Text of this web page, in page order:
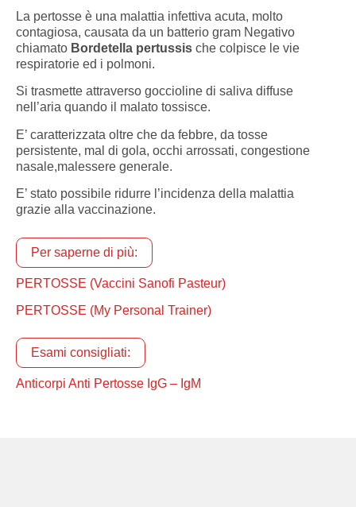
La pertosse è una malattia infettiva acuta, molto
contagiosa, causata da un batterio gram Negativo
chiamato Bordetella pertussis che colpisce le vie
respiratorie ed i polmoni.
Si trasmette attraverso goccioline di saliva diffuse
nell’aria quando il malato tossisce.
E’ caratterizzata oltre che da febbre, da tosse
persistente, mal di gola, occhi arrossati, congestione
nasale,malessere generale.
E’ stato possibile ridurre l’incidenza della malattia
grazie alla vaccinazione.
Per saperne di più:
PERTOSSE (Vaccini Sanofi Pasteur)
PERTOSSE (My Personal Trainer)
Esami consigliati:
Anticorpi Anti Pertosse IgG – IgM